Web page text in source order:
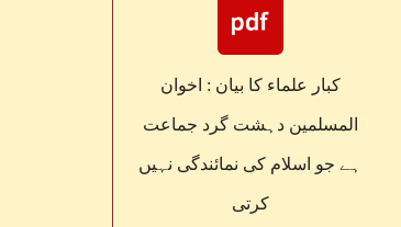
کبار علماء کا بیان : اخوان
المسلمین دہشت گرد جماعت
ہے جو اسلام کی نمائندگی نہیں
کرتی